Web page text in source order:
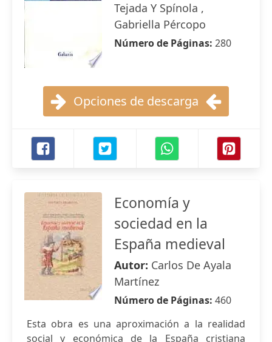
Tejada Y Spínola ,
Gabriella Pércopo
Número de Páginas: 280
Opciones de descarga
Economía y
sociedad en la
España medieval
Autor: Carlos De Ayala
Martínez
Número de Páginas: 460
Esta obra es una aproximación a la realidad
social y económica de la España cristiana